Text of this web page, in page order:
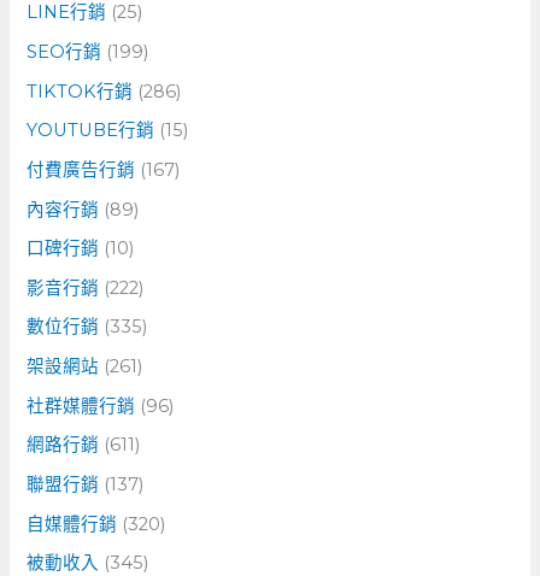
LINE行銷 (25)
SEO行銷 (199)
TIKTOK行銷 (286)
YOUTUBE行銷 (15)
付費廣告行銷 (167)
內容行銷 (89)
口碑行銷 (10)
影音行銷 (222)
數位行銷 (335)
架設網站 (261)
社群媒體行銷 (96)
網路行銷 (611)
聯盟行銷 (137)
自媒體行銷 (320)
被動收入 (345)